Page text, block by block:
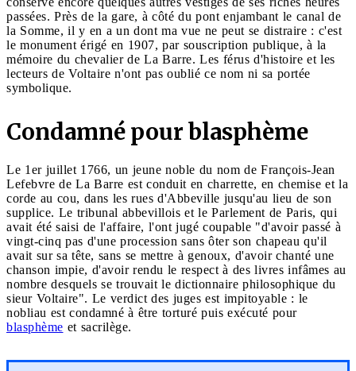
passées. Près de la gare, à côté du pont enjambant le canal de
la Somme, il y en a un dont ma vue ne peut se distraire : c'est
le monument érigé en 1907, par souscription publique, à la
mémoire du chevalier de La Barre. Les férus d'histoire et les
lecteurs de Voltaire n'ont pas oublié ce nom ni sa portée
symbolique.
Condamné pour blasphème
Le 1er juillet 1766, un jeune noble du nom de François-Jean
Lefebvre de La Barre est conduit en charrette, en chemise et la
corde au cou, dans les rues d'Abbeville jusqu'au lieu de son
supplice. Le tribunal abbevillois et le Parlement de Paris, qui
avait été saisi de l'affaire, l'ont jugé coupable "d'avoir passé à
vingt-cinq pas d'une procession sans ôter son chapeau qu'il
avait sur sa tête, sans se mettre à genoux, d'avoir chanté une
chanson impie, d'avoir rendu le respect à des livres infâmes au
nombre desquels se trouvait le dictionnaire philosophique du
sieur Voltaire". Le verdict des juges est impitoyable : le
nobliau est condamné à être torturé puis exécuté pour
blasphème et sacrilège.